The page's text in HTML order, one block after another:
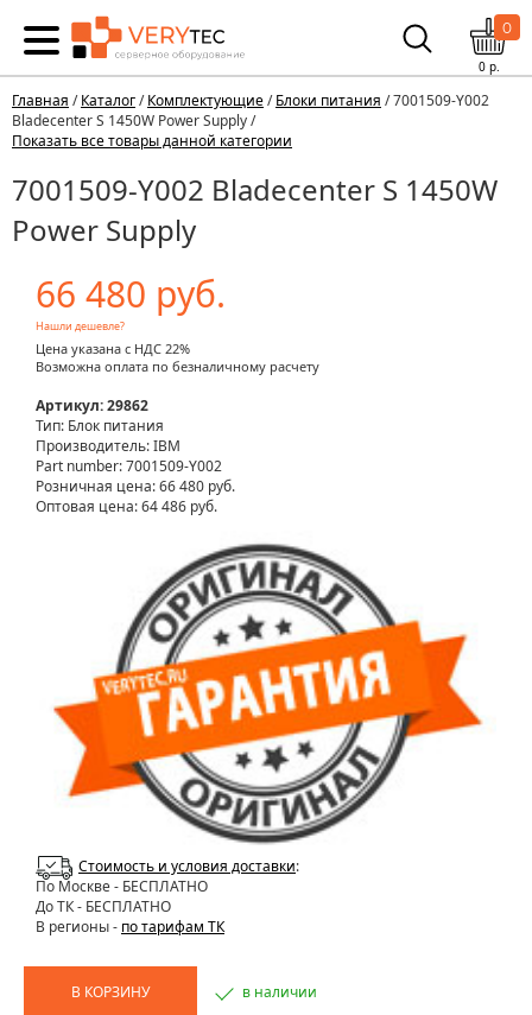
0
0р.
Главная /Каталог/Комплектующие/Блоки питания / 7001509-Y002
Bladecenter S 1450W Power Supply /
Показать все товары данной категории
7001509-Y002 Bladecenter S 1450W
Power Supply
66 480 руб.
Нашли дешевле?
Цена указана с НДС 22%
Возможна оплата по безналичному расчету
Артикул: 29862
Тип: Блок питания
Производитель: IBM
Part number: 7001509-Y002
Розничная цена:66 480 руб.
Оптовая цена: 64 486 руб.
Стоимость и условия доставки:
По Москве- БЕСПЛАТНО
До ТК - БЕСПЛАТНО
В регионы - по тарифам ТК
В КОРЗИНУ в наличии